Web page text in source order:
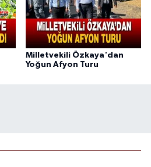
Milletvekili Özkaya'dan
Yoğun Afyon Turu